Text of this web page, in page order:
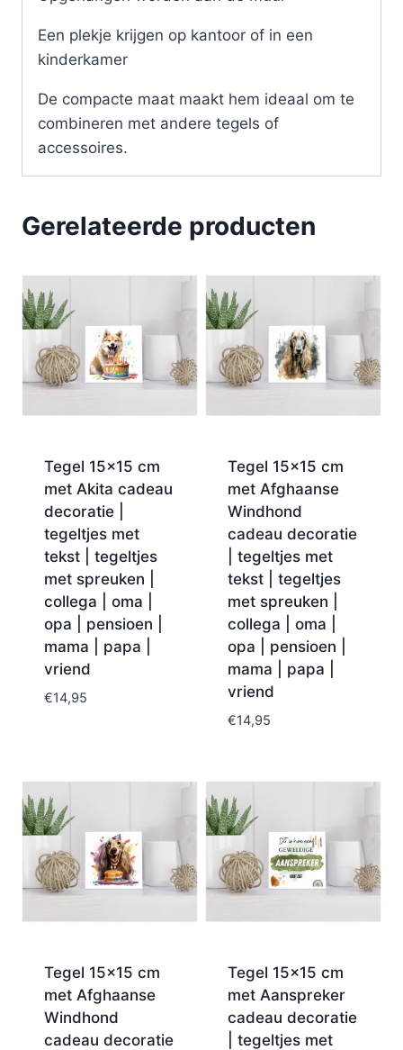
Een plekje krijgen op kantoor of in een
kinderkamer
De compacte maat maakt hem ideaal om te
combineren met andere tegels of
accessoires.
Gerelateerde producten
Tegel 15×15 cm
met Akita cadeau
decoratie |
tegeltjes met
tekst | tegeltjes
met spreuken |
collega | oma |
opa | pensioen |
mama | papa |
vriend
€14,95
Tegel 15×15 cm
met Afghaanse
Windhond
cadeau decoratie
| tegeltjes met
tekst | tegeltjes
met spreuken |
collega | oma |
opa | pensioen |
mama | papa |
vriend
€14,95
Tegel 15×15 cm
met Afghaanse
Windhond
cadeau decoratie
Tegel 15×15 cm
met Aanspreker
cadeau decoratie
| tegeltjes met